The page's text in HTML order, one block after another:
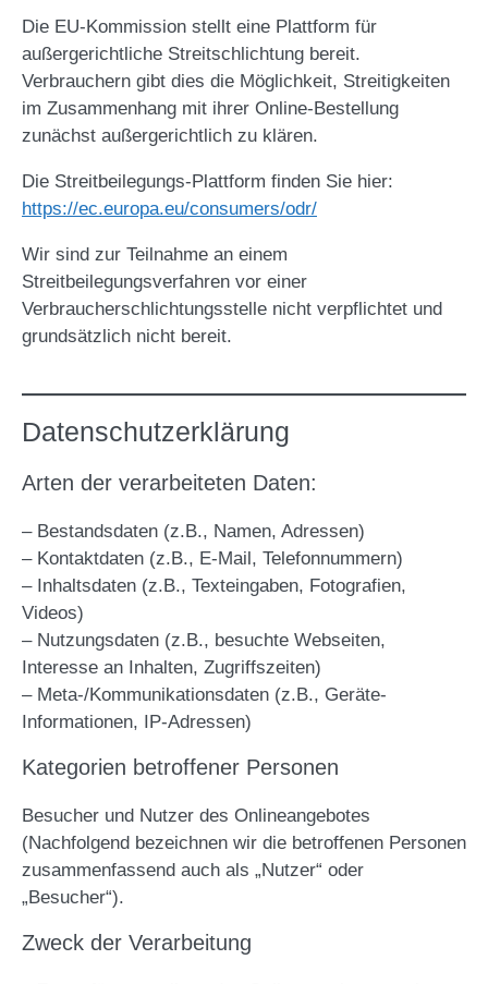
Die EU-Kommission stellt eine Plattform für
außergerichtliche Streitschlichtung bereit.
Verbrauchern gibt dies die Möglichkeit, Streitigkeiten
im Zusammenhang mit ihrer Online-Bestellung
zunächst außergerichtlich zu klären.
Die Streitbeilegungs-Plattform finden Sie hier:
https://ec.europa.eu/consumers/odr/
Wir sind zur Teilnahme an einem
Streitbeilegungsverfahren vor einer
Verbraucherschlichtungsstelle nicht verpflichtet und
grundsätzlich nicht bereit.
Datenschutzerklärung
Arten der verarbeiteten Daten:
– Bestandsdaten (z.B., Namen, Adressen)
– Kontaktdaten (z.B., E-Mail, Telefonnummern)
– Inhaltsdaten (z.B., Texteingaben, Fotografien,
Videos)
– Nutzungsdaten (z.B., besuchte Webseiten,
Interesse an Inhalten, Zugriffszeiten)
– Meta-/Kommunikationsdaten (z.B., Geräte-
Informationen, IP-Adressen)
Kategorien betroffener Personen
Besucher und Nutzer des Onlineangebotes
(Nachfolgend bezeichnen wir die betroffenen Personen
zusammenfassend auch als „Nutzer“ oder
„Besucher“).
Zweck der Verarbeitung